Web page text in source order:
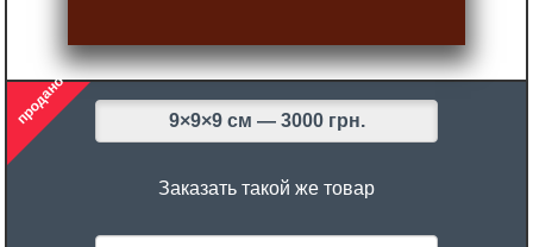
продано 9×9×9 см — 3000 грн.
Заказать такой же товар